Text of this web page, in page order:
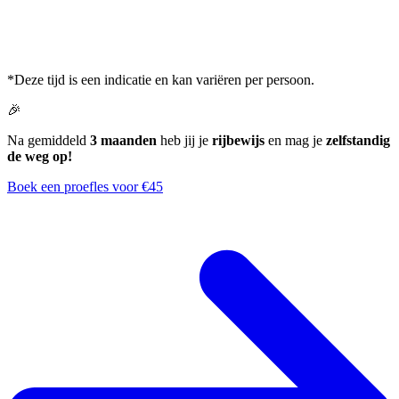
*Deze tijd is een indicatie en kan variëren per persoon.
🎉
Na gemiddeld 3 maanden heb jij je rijbewijs en mag je zelfstandig
de weg op!
Boek een proefles voor €45